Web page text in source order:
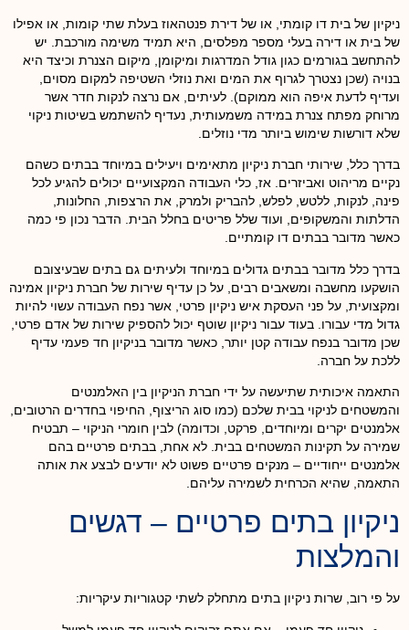
ניקיון של בית דו קומתי, או של דירת פנטהאוז בעלת שתי קומות, או אפילו
של בית או דירה בעלי מספר מפלסים, היא תמיד משימה מורכבת. יש
להתחשב בגורמים כגון גודל המדרגות ומיקומן, מיקום הצנרת וכיצד היא
בנויה (שכן נצטרך לגרוף את המים ואת נוזלי השטיפה למקום מסוים,
ועדיף לדעת איפה הוא ממוקם). לעיתים, אם נרצה לנקות חדר אשר
מרוחק מפתח צנרת במידה משמעותית, נעדיף להשתמש בשיטות ניקוי
שלא דורשות שימוש ביותר מדי נוזלים.
בדרך כלל, שירותי חברת ניקיון מתאימים ויעילים במיוחד בבתים כשהם
נקיים מריהוט ואביזרים. אז, כלי העבודה המקצועיים יכולים להגיע לכל
פינה, לנקות, ללטש, לפלש, להבריק ולמרק, את הרצפות, החלונות,
הדלתות והמשקופים, ועוד שלל פריטים בחלל הבית. הדבר נכון פי כמה
כאשר מדובר בבתים דו קומתיים.
בדרך כלל מדובר בבתים גדולים במיוחד ולעיתים גם בתים שבעיצובם
הושקעו מחשבה ומשאבים רבים, על כן עדיף שירות של חברת ניקיון אמינה
ומקצועית, על פני העסקת איש ניקיון פרטי, אשר נפח העבודה עשוי להיות
גדול מדי עבורו. בעוד עבור ניקיון שוטף יכול להספיק שירות של אדם פרטי,
שכן מדובר בנפח עבודה קטן יותר, כאשר מדובר בניקיון חד פעמי עדיף
ללכת על חברה.
התאמה איכותית שתיעשה על ידי חברת הניקיון בין האלמנטים
והמשטחים לניקוי בבית שלכם (כמו סוג הריצוף, החיפוי בחדרים הרטובים,
אלמנטים יקרים ומיוחדים, פרקט, וכדומה) לבין חומרי הניקוי – תבטיח
שמירה על תקינות המשטחים בבית. לא אחת, בבתים פרטיים בהם
אלמנטים ייחודיים – מנקים פרטיים פשוט לא יודעים לבצע את אותה
התאמה, שהיא הכרחית לשמירה עליהם.
ניקיון בתים פרטיים – דגשים
והמלצות
על פי רוב, שרות ניקיון בתים מתחלק לשתי קטגוריות עיקריות: